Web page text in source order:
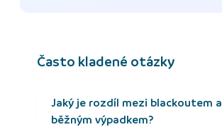
Často kladené otázky
Jaký je rozdíl mezi blackoutem a
běžným výpadkem?